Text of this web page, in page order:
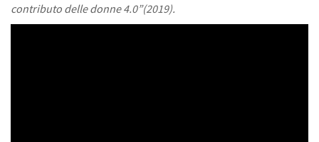
contributo delle donne 4.0”(2019).